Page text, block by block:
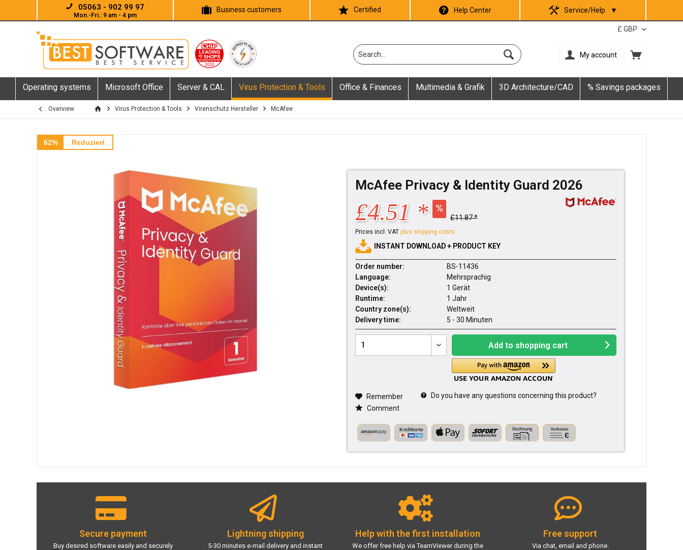
05063 - 902 99 97
Mon.-Fri.: 9 am - 4 pm
Business customers Certified Help Center Service/Help ▼
My account
Operating systems Microsoft Office Server & CAL Virus Protection & Tools Office & Finances Multimedia & Grafik 3D Architecture/CAD % Savings packages
Overview Virus Protection & Tools Virenschutz Hersteller McAfee
62% Reduziert
McAfee Privacy & Identity Guard 2026
£4.51 * £11.87 *
Prices incl. VAT plus shipping costs
INSTANT DOWNLOAD + PRODUCT KEY
Order number:
BS-11436
Language:
Mehrsprachig
Device(s):
1 Gerät
Runtime:
1 Jahr
Country zone(s):
Weltweit
Delivery time:
5 - 30 Minuten
Add to shopping cart
Remember
Do you have any questions concerning this product?
Comment
Secure payment
Buy desired software easily and securely
Lightning shipping
5-30 minutes e-mail delivery and instant
Help with the first installation
We offer free help via TeamViewer during the
Free support
Via chat, email and phone.